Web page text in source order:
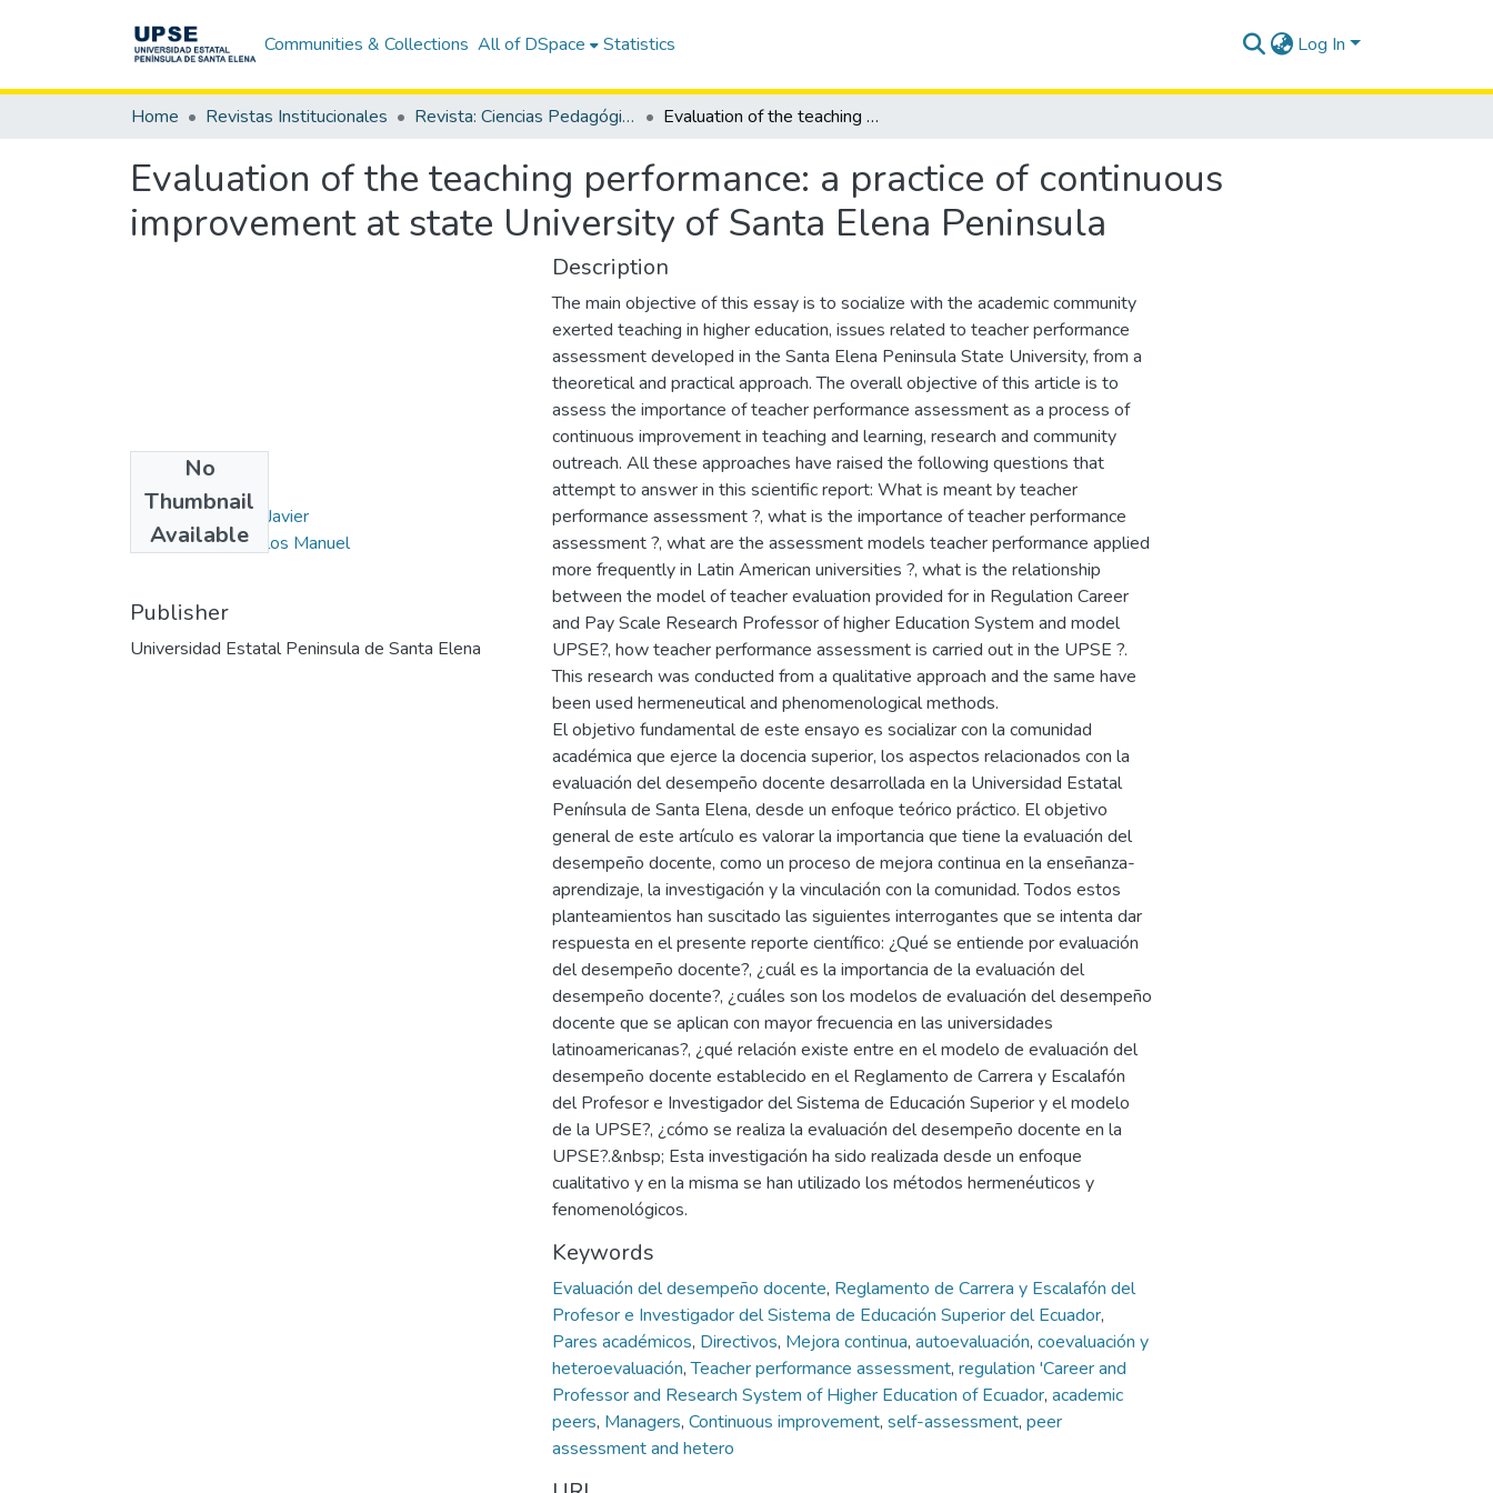
Communities & Collections All of DSpace Statistics Log In
Home Revistas Institucionales Revista: Ciencias Pedagógicas e Innovación - CPI / OAI-PMH Evaluation of the teaching performance: a practice of continuous improvement at state University of Santa Elena Peninsula
Evaluation of the teaching performance: a practice of continuous
improvement at state University of Santa Elena Peninsula
No
Thumbnail
Available
Authors
Puya Lino, Aníbal Javier
Castillo Gallo, Carlos Manuel
Publisher
Universidad Estatal Peninsula de Santa Elena
Description
The main objective of this essay is to socialize with the academic community
exerted teaching in higher education, issues related to teacher performance
assessment developed in the Santa Elena Peninsula State University, from a
theoretical and practical approach. The overall objective of this article is to
assess the importance of teacher performance assessment as a process of
continuous improvement in teaching and learning, research and community
outreach. All these approaches have raised the following questions that
attempt to answer in this scientific report: What is meant by teacher
performance assessment ?, what is the importance of teacher performance
assessment ?, what are the assessment models teacher performance applied
more frequently in Latin American universities ?, what is the relationship
between the model of teacher evaluation provided for in Regulation Career
and Pay Scale Research Professor of higher Education System and model
UPSE?, how teacher performance assessment is carried out in the UPSE ?.
This research was conducted from a qualitative approach and the same have
been used hermeneutical and phenomenological methods.
El objetivo fundamental de este ensayo es socializar con la comunidad
académica que ejerce la docencia superior, los aspectos relacionados con la
evaluación del desempeño docente desarrollada en la Universidad Estatal
Península de Santa Elena, desde un enfoque teórico práctico. El objetivo
general de este artículo es valorar la importancia que tiene la evaluación del
desempeño docente, como un proceso de mejora continua en la enseñanza-
aprendizaje, la investigación y la vinculación con la comunidad. Todos estos
planteamientos han suscitado las siguientes interrogantes que se intenta dar
respuesta en el presente reporte científico: ¿Qué se entiende por evaluación
del desempeño docente?, ¿cuál es la importancia de la evaluación del
desempeño docente?, ¿cuáles son los modelos de evaluación del desempeño
docente que se aplican con mayor frecuencia en las universidades
latinoamericanas?, ¿qué relación existe entre en el modelo de evaluación del
desempeño docente establecido en el Reglamento de Carrera y Escalafón
del Profesor e Investigador del Sistema de Educación Superior y el modelo
de la UPSE?, ¿cómo se realiza la evaluación del desempeño docente en la
UPSE?.&nbsp; Esta investigación ha sido realizada desde un enfoque
cualitativo y en la misma se han utilizado los métodos hermenéuticos y
fenomenológicos.
Keywords
Evaluación del desempeño docente, Reglamento de Carrera y Escalafón del
Profesor e Investigador del Sistema de Educación Superior del Ecuador,
Pares académicos, Directivos, Mejora continua, autoevaluación, coevaluación y
heteroevaluación,Teacher performance assessment, regulation 'Career and
Professor and Research System of Higher Education of Ecuador, academic
peers, Managers, Continuous improvement, self-assessment, peer
assessment and hetero